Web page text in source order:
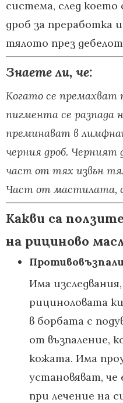
система, след което
дроб за преработка
тялото през
Знаете ли, че:
Когато се премахват
пигмента се разпада
преминават в
черния дроб. Черният
част от тях извън
Част от мастилата,
Какви са
на рициново
Има
рициноловата
в борбата с
от възпаление,
кожата. Има
установяват, че
при лечение на